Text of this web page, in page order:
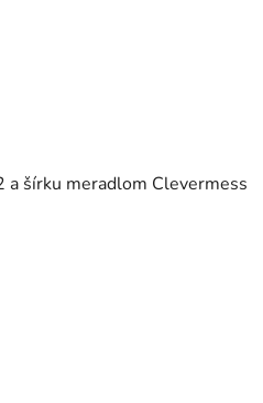
šírku meradlom Clevermess